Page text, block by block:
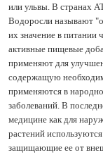
или ульвы. В странах
Водоросли называют
их значение в питании
активные пищевые
применяют для
содержащую
применяются в
заболеваний. В
медицине как для
растений
защищающие ее от